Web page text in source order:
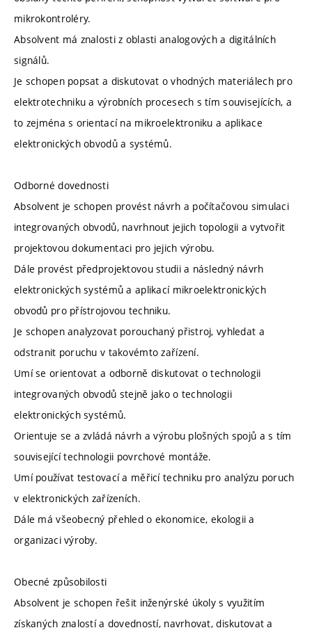
mikrokontroléry.
Absolvent má znalosti z oblasti analogových a digitálních
signálů.
Je schopen popsat a diskutovat o vhodných materiálech pro
elektrotechniku a výrobních procesech s tím souvisejících, a
to zejména s orientací na mikroelektroniku a aplikace
elektronických obvodů a systémů.
Odborné dovednosti
Absolvent je schopen provést návrh a počítačovou simulaci
integrovaných obvodů, navrhnout jejich topologii a vytvořit
projektovou dokumentaci pro jejich výrobu.
Dále provést předprojektovou studii a následný návrh
elektronických systémů a aplikací mikroelektronických
obvodů pro přístrojovou techniku.
Je schopen analyzovat porouchaný přistroj, vyhledat a
odstranit poruchu v takovémto zařízení.
Umí se orientovat a odborně diskutovat o technologii
integrovaných obvodů stejně jako o technologii
elektronických systémů.
Orientuje se a zvládá návrh a výrobu plošných spojů a s tím
související technologii povrchové montáže.
Umí používat testovací a měřicí techniku pro analýzu poruch
v elektronických zařízeních.
Dále má všeobecný přehled o ekonomice, ekologii a
organizaci výroby.
Obecné způsobilosti
Absolvent je schopen řešit inženýrské úkoly s využitím
získaných znalostí a dovedností, navrhovat, diskutovat a